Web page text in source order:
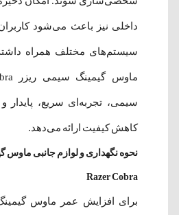
داخلی نیز باعث می‌شود
سیستم‌های مختلف همراه
سیمی، تجربه‌ای سریع،
کاهش کیفیت ارائه می‌دهد.
نحوه نگهداری و لوازم جانبی ماوس
Razer Cobra